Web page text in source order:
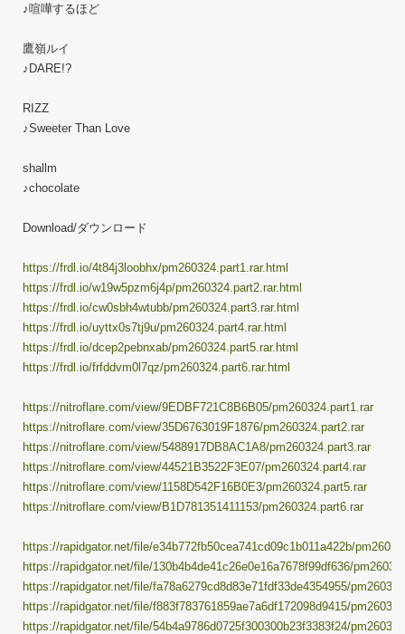
♪喧嘩するほど
鷹嶺ルイ
♪DARE!?
RIZZ
♪Sweeter Than Love
shallm
♪chocolate
Download/ダウンロード
https://frdl.io/4t84j3loobhx/pm260324.part1.rar.html
https://frdl.io/w19w5pzm6j4p/pm260324.part2.rar.html
https://frdl.io/cw0sbh4wtubb/pm260324.part3.rar.html
https://frdl.io/uyttx0s7tj9u/pm260324.part4.rar.html
https://frdl.io/dcep2pebnxab/pm260324.part5.rar.html
https://frdl.io/frfddvm0l7qz/pm260324.part6.rar.html
https://nitroflare.com/view/9EDBF721C8B6B05/pm260324.part1.rar
https://nitroflare.com/view/35D6763019F1876/pm260324.part2.rar
https://nitroflare.com/view/5488917DB8AC1A8/pm260324.part3.rar
https://nitroflare.com/view/44521B3522F3E07/pm260324.part4.rar
https://nitroflare.com/view/1158D542F16B0E3/pm260324.part5.rar
https://nitroflare.com/view/B1D781351411153/pm260324.part6.rar
https://rapidgator.net/file/e34b772fb50cea741cd09c1b011a422b/
https://rapidgator.net/file/130b4b4de41c26e0e16a7678f99df636/
https://rapidgator.net/file/fa78a6279cd8d83e71fdf33de4354955/
https://rapidgator.net/file/f883f783761859ae7a6df172098d9415/
https://rapidgator.net/file/54b4a9786d0725f300300b23f3383f24/